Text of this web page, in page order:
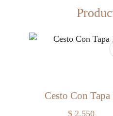
Cesto Con Tapa
$2.550